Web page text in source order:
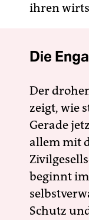
ihren
Die
Der
zeigt, wie
Gerade
allem mit
beginnt
Schutz